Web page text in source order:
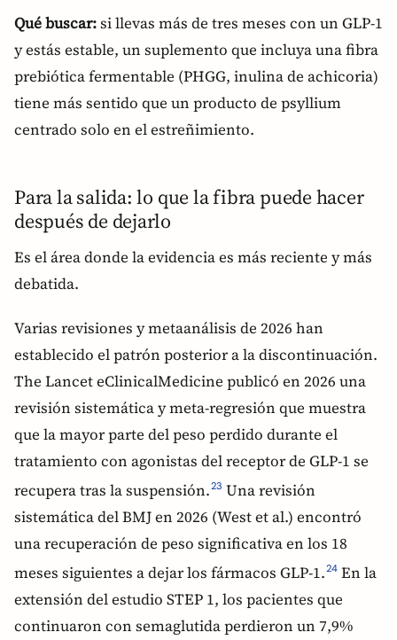
Qué buscar:si llevas más de tres meses con un GLP-1
y estás estable, un suplemento que incluya una fibra
prebiótica fermentable (PHGG, inulina de achicoria)
tiene más sentido que un producto de psyllium
centrado solo en el estreñimiento.
Para la salida: lo que la fibra puede hacer
después de dejarlo
Es el área donde la evidencia es más reciente y más
debatida.
Varias revisiones y metaanálisis de 2026 han
establecido el patrón posterior a la discontinuación.
The Lancet eClinicalMedicine publicó en 2026 una
revisión sistemática y meta-regresión que muestra
que la mayor parte del peso perdido durante el
tratamiento con agonistas del receptor de GLP-1 se
recupera tras la suspensión.23 Una revisión
sistemática del BMJ en 2026 (West et al.) encontró
una recuperación de peso significativa en los 18
meses siguientes a dejar los fármacos GLP-1.24 En la
extensión del estudio STEP 1, los pacientes que
continuaron con semaglutida perdieron un 7,9%